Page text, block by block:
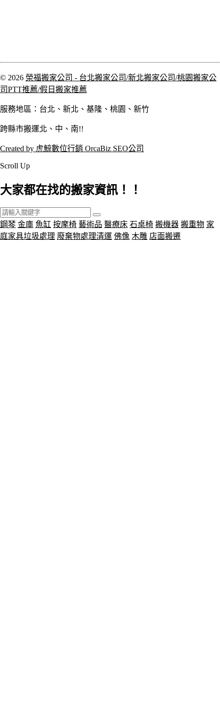
© 2026 榮福搬家公司 - 台北搬家公司/新北搬家公司/桃園搬家公
司PTT推薦/假日搬家推薦
服務地區：台北、新北、基隆、桃園、新竹
跨縣市搬運北、中、南!!
Created by 虎鯨數位行銷 OrcaBiz SEO公司
Scroll Up
大家都在找的搬家資訊！！
鋼琴 金庫 魚缸 按摩椅 藝術品 醫療床 石桌椅 搬機器 搬重物 家
庭家具垃圾處理 廢棄物處理清運 佛像 木雕 店面搬遷